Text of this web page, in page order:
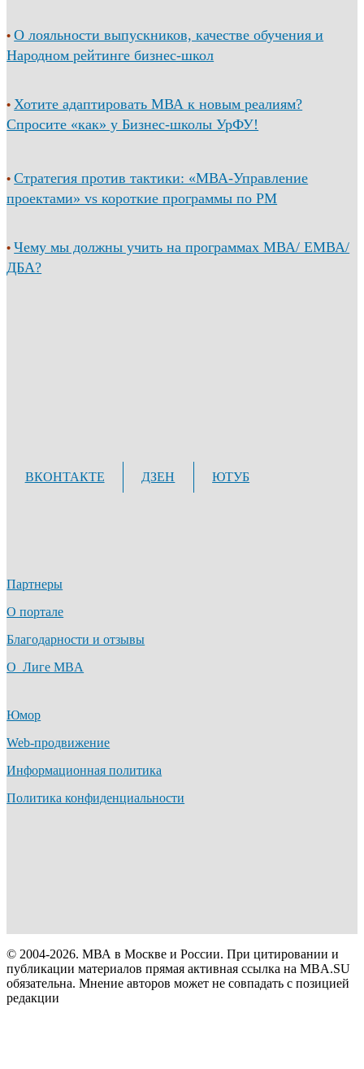
•О лояльности выпускников, качестве обучения и
Народном рейтинге бизнес-школ
• Хотите адаптировать МВА к новым реалиям?
Спросите «как» у Бизнес-школы УрФУ!
•Стратегия против тактики: «МВА-Управление
проектами» vs короткие программы по PM
• Чему мы должны учить на программах МВА/ ЕМВА/
ДБА?
ВКОНТАКТЕ ДЗЕН ЮТУБ
Партнеры
О портале
Благодарности и отзывы
О Лиге MBA
Юмор
Web-продвижение
Информационная политика
Политика конфиденциальности
© 2004-2026. МВА в Москве и России. При цитировании и
публикации материалов прямая активная ссылка на MBA.SU
обязательна. Мнение авторов может не совпадать с позицией
редакции